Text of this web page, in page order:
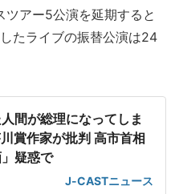
アー5公演を延期すると
たライブの振替公演は24
人間が総理になってしま
賞作家が批判 高市首相
」疑惑で
J-CASTニュース